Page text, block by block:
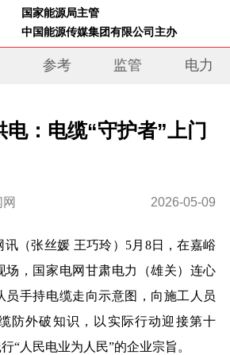
国家能源局主管
中国能源传媒集团有限公司主办
参考 监管 电力
电：电缆“守护者”上门
2026-05-09
讯 （张丝媛 王巧玲） 5月8日，在嘉峪
场，国家电网甘肃电力（雄关）连心
员手持电缆走向示意图，向施工人员
防外破知识，以实际行动迎接第十
“人民电业为人民”的企业宗旨。